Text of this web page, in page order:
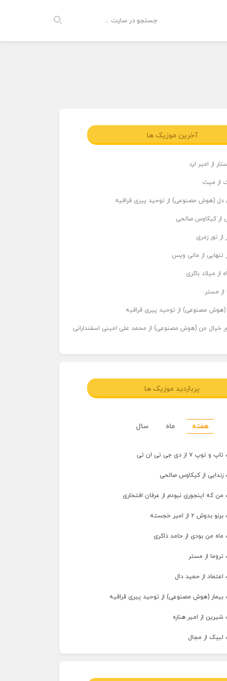
آخرین موزیک ها
از امیر لرد
از میث
دل (هوش مصنوعی) از توحید پیری قراقیه
از کیکاوس صالحی
تور زمری
تنهایی از مانی ویس
از میلاد باکری
از مستر
(هوش مصنوعی) از توحید پیری قراقیه
خیال من (هوش مصنوعی) از محمد علی امینی اسفندارانی
پربازدید موزیک ها
هفته ماه سال
۷ از دی جی تی ان تی
زندایی از کیکاوس صالحی
من که اینجوری نبودم از عرفان افتخاری
۲ از امیر خجسته
ماه من بودی از حامد ذاکری
تروما از مستر
اعتماد از حمید دال
بیمار (هوش مصنوعی) از توحید پیری قراقیه
شیرین از امیر هناره
لبیک از مجال